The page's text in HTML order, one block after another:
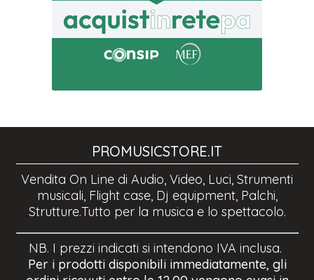
PROMUSICSTORE.IT
Vendita On Line di Audio, Video, Luci, Strumenti
musicali, Flight case, Dj equipment, Palchi,
Strutture.Tutto per la musica e lo spettacolo.
NB. I prezzi indicati si intendono IVA inclusa.
Per i prodotti disponibili immediatamente, gli